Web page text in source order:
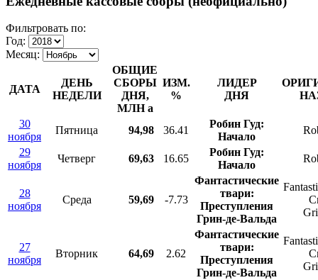
Фильтровать по:
Год:
Месяц:
ДАТА
ДЕНЬ
НЕДЕЛИ
ОБЩИЕ
СБОРЫ
ДНЯ,
МЛНa
ИЗМ.
%
ЛИДЕР
ДНЯ
30
ноября
Пятница 94,98 36.41
Робин Гуд:
Начало
29
ноября
Четверг 69,63 16.65
Робин Гуд:
Начало
28
ноября
Среда 59,69 -7.73
Фантастические
твари:
Преступления
Грин-де-Вальда
27
ноября
Вторник 64,69 2.62
Фантастические
твари:
Преступления
Грин-де-Вальда